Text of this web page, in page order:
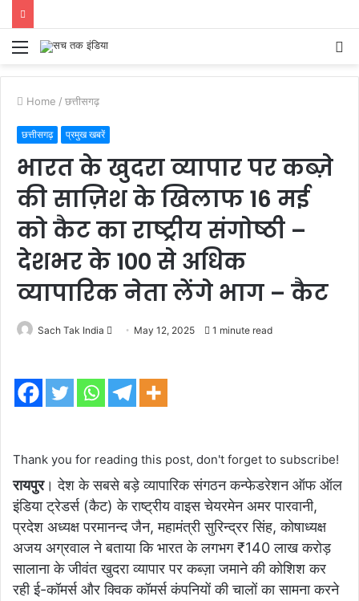
Menu
Home / छत्तीसगढ़
छत्तीसगढ़ प्रमुख खबरें
भारत के खुदरा व्यापार पर कब्ज़े
की साज़िश के खिलाफ 16 मई
को कैट का राष्ट्रीय संगोष्ठी –
देशभर के 100 से अधिक
व्यापारिक नेता लेंगे भाग – कैट
Sach Tak India
Send May 12, 2025 1 minute read
Thank you for reading this post, don't forget to subscribe!
रायपुर। देश के सबसे बड़े व्यापारिक संगठन कन्फेडरेशन ऑफ ऑल
इंडिया ट्रेडर्स (कैट) के राष्ट्रीय वाइस चेयरमेन अमर पारवानी,
प्रदेश अध्यक्ष परमानन्द जैन, महामंत्री सुरिन्द्रर सिंह, कोषाध्यक्ष
अजय अग्रवाल ने बताया कि भारत के लगभग ₹140 लाख करोड़
सालाना के जीवंत खुदरा व्यापार पर कब्ज़ा जमाने की कोशिश कर
रही ई-कॉमर्स और क्विक कॉमर्स कंपनियों की चालों का सामना करने